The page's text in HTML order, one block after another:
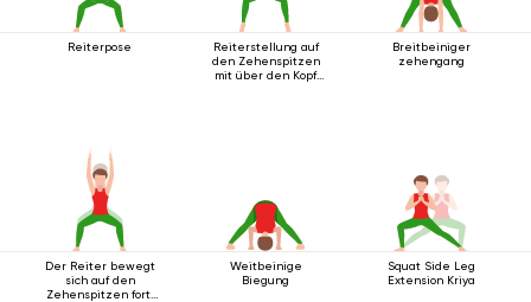
Reiterpose
Reiterstellung auf
den Zehenspitzen
mit über den Kopf
Breitbeiniger
zehengang
Der Reiter bewegt
sich auf den
Zehenspitzen fort,
Weitbeinige
Biegung
Squat Side Leg
Extension Kriya